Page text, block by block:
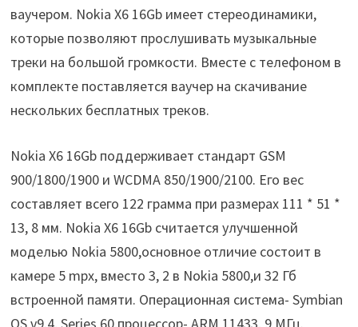
ваучером. Nokia X6 16Gb имеет стереодинамики,
которые позволяют прослушивать музыкальные
треки на большой громкости. Вместе с телефоном в
комплекте поставляется ваучер на скачивание
нескольких бесплатных треков.
Nokia X6 16Gb поддерживает стандарт GSM
900/1800/1900 и WCDMA 850/1900/2100. Его вес
составляет всего 122 грамма при размерах 111 * 51 *
13, 8 мм. Nokia X6 16Gb считается улучшенной
моделью Nokia 5800,основное отличие состоит в
камере 5 mpx, вместо 3, 2 в Nokia 5800,и 32 Гб
встроенной памяти. Операционная система- Symbian